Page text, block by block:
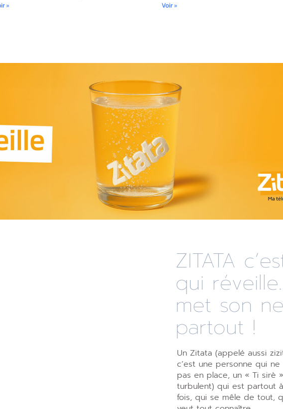
» Voir »
ZITATA
qui
met son
partout !
Un Zitata (appelé aussi
c’est une personne qui
pas en place, un « Ti sirè
turbulent) qui est partout
fois, qui se mêle de tout,